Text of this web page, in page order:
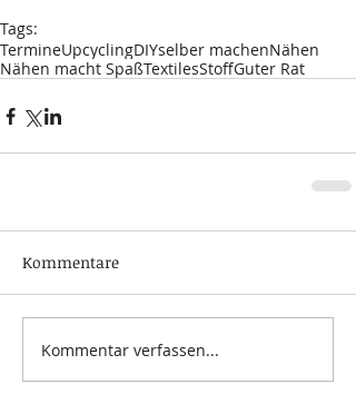
Tags:
TermineUpcyclingDIYselber machenNähen
Nähen macht SpaßTextilesStoffGuter Rat
Kommentare
Kommentar verfassen...